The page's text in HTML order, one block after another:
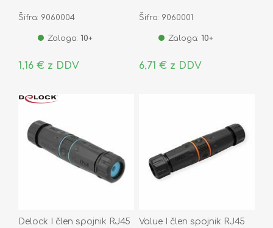
Šifra: 9060004
Zaloga: 10+
1,16 € z DDV
Šifra: 9060001
Zaloga: 10+
6,71 € z DDV
Delock I člen spojnik RJ45
Value I člen spojnik RJ45